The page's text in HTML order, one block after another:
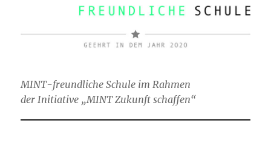
MINT-freundliche Schule im Rahmen
der Initiative „MINT Zukunft schaffen“